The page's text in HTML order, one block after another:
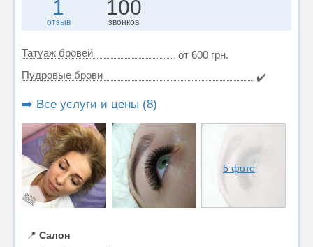
1
отзыв
100
звонков
Татуаж бровей
от 600 грн.
Пудровые брови
✔️
➡️ Все услуги и цены (8)
5 фото
📍 Салон